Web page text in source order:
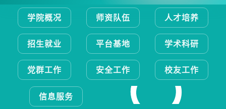
学院概况 师资队伍 人才培养
招生就业 平台基地 学术科研
党群工作 安全工作 校友工作
信息服务